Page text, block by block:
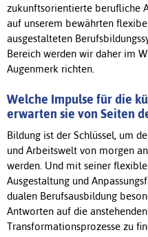
zukunftsorientierte berufliche
auf unserem bewährten
ausgestalteten
Bereich werden wir daher im
Augenmerk richten.
Welche Impulse für die
erwarten sie von Seiten
Bildung ist der Schlüssel, um
und Arbeitswelt von morgen
werden. Und mit seiner
Ausgestaltung und
dualen Berufsausbildung
Antworten auf die
Transformationsprozesse zu